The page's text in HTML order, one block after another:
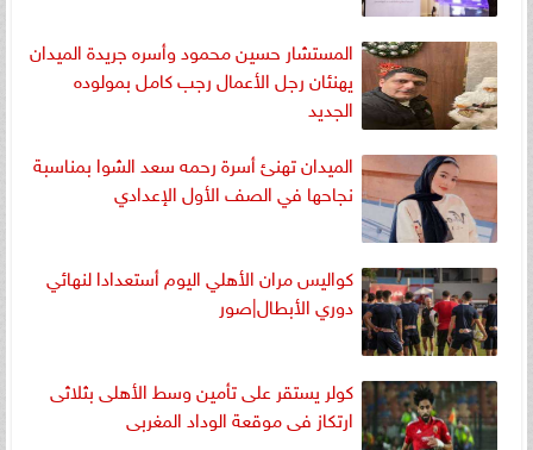
المستشار حسين محمود وأسره جريدة الميدان
يهنئان رجل الأعمال رجب كامل بمولوده
الجديد
الميدان تهنئ أسرة رحمه سعد الشوا بمناسبة
نجاحها في الصف الأول الإعدادي
كواليس مران الأهلي اليوم أستعدادا لنهائي
دوري الأبطال|صور
كولر يستقر على تأمين وسط الأهلى بثلاثى
ارتكاز فى موقعة الوداد المغربى